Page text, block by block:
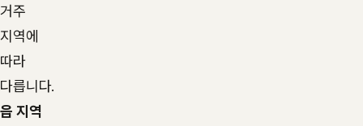
거주
지역에
따라
다릅니다.
읍 지역